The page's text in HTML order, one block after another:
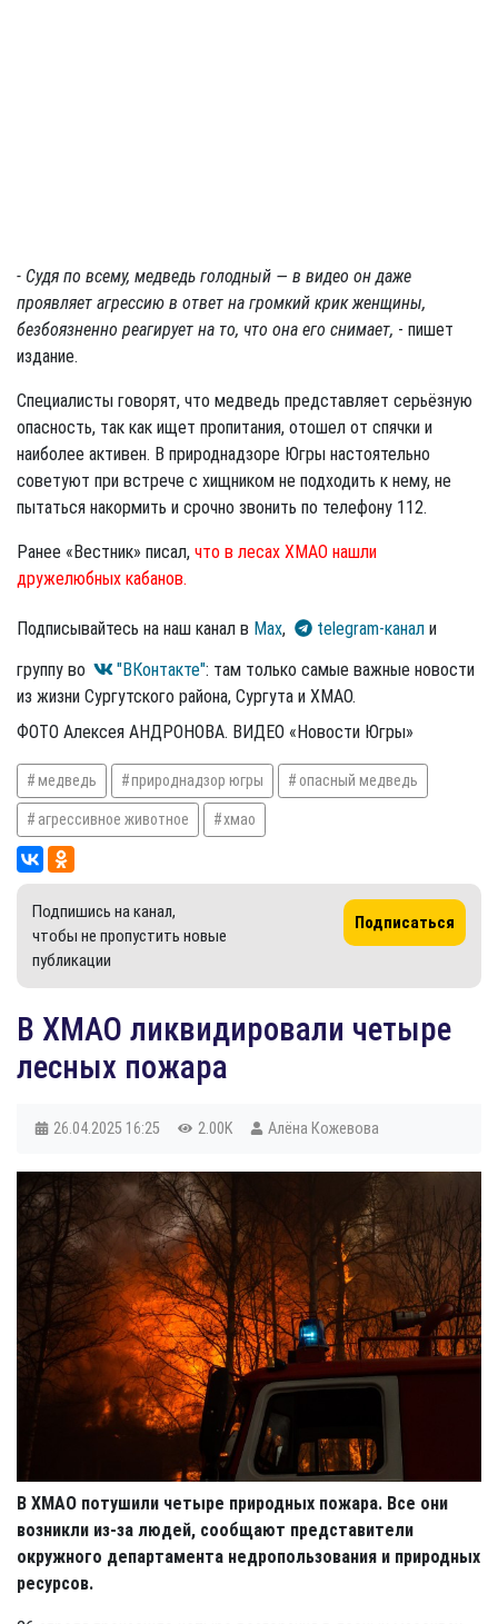
- Судя по всему, медведь голодный — в видео он даже
проявляет агрессию в ответ на громкий крик женщины,
безбоязненно реагирует на то, что она его снимает, - пишет
издание.
Специалисты говорят, что медведь представляет серьёзную
опасность, так как ищет пропитания, отошел от спячки и
наиболее активен. В природнадзоре Югры настоятельно
советуют при встрече с хищником не подходить к нему, не
пытаться накормить и срочно звонить по телефону 112.
Ранее «Вестник» писал, что в лесах ХМАО нашли
дружелюбных кабанов.
Подписывайтесь на наш канал в Max, telegram-канал и
группу во
"ВКонтакте": там только самые важные новости
из жизни Сургутского района, Сургута и ХМАО.
ФОТО Алексея АНДРОНОВА. ВИДЕО «Новости Югры»
медведь природнадзор югры опасный медведь
агрессивное животное хмао
Подпишись на канал,
чтобы не пропустить новые
публикации
Подписаться
В ХМАО ликвидировали четыре
лесных пожара
26.04.2025 16:25 2.00K Алёна Кожевова
В ХМАО потушили четыре природных пожара. Все они
возникли из-за людей, сообщают представители
окружного департамента недропользования и природных
ресурсов.